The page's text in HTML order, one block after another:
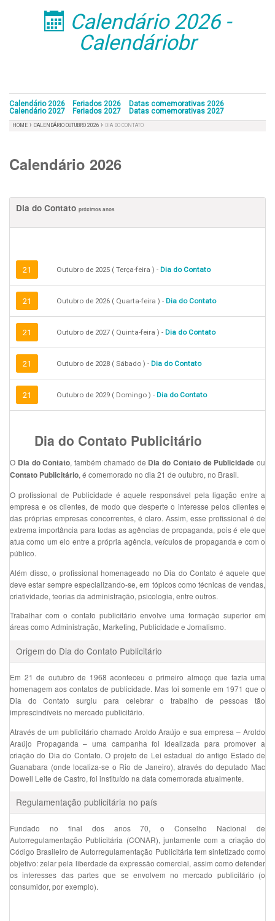
󰁣 Calendário 2026 -
Calendáriobr
Calendário 2026 Feriados 2026
Datas comemorativas 2026
Calendário 2027
Feriados 2027 Datas comemorativas 2027
HOME › CALENDÁRIO OUTUBRO 2026 › DIA DO CONTATO
Calendário 2026
Dia do Contato próximos anos
21 Outubro de 2025 ( Terça-feira ) - Dia do Contato
21 Outubro de 2026 ( Quarta-feira ) - Dia do Contato
21 Outubro de 2027 ( Quinta-feira ) - Dia do Contato
21 Outubro de 2028 ( Sábado ) - Dia do Contato
21 Outubro de 2029 ( Domingo ) - Dia do Contato
Dia do Contato Publicitário
O Dia do Contato, também chamado de Dia do Contato de Publicidade ou
Contato Publicitário,é comemorado no dia 21 de outubro, no Brasil.
O profissional de Publicidade é aquele responsável pela ligação entre a
empresa e os clientes, de modo que desperte o interesse pelos clientes e
das próprias empresas concorrentes, é claro. Assim, esse profissional é de
extrema importância para todas as agências de propaganda, pois é ele que
atua como um elo entre a própria agência, veículos de propaganda e com o
público.
Além disso, o profissional homenageado no Dia do Contato é aquele que
deve estar sempre especializando-se, em tópicos como técnicas de vendas,
criatividade, teorias da administração, psicologia, entre outros.
Trabalhar com o contato publicitário envolve uma formação superior em
áreas como Administração, Marketing, Publicidade e Jornalismo.
Origem do Dia do Contato Publicitário
Em 21 de outubro de 1968 aconteceu o primeiro almoço que fazia uma
homenagem aos contatos de publicidade. Mas foi somente em 1971 que o
Dia do Contato surgiu para celebrar o trabalho de pessoas tão
imprescindíveis no mercado publicitário.
Através de um publicitário chamado Aroldo Araújo e sua empresa – Aroldo
Araújo Propaganda – uma campanha foi idealizada para promover a
criação do Dia do Contato. O projeto de Lei estadual do antigo Estado de
Guanabara (onde localiza-se o Rio de Janeiro), através do deputado Mac
Dowell Leite de Castro, foi instituído na data comemorada atualmente.
Regulamentação publicitária no país
Fundado no final dos anos 70, o Conselho Nacional de
Autorregulamentação Publicitária (CONAR), juntamente com a criação do
Código Brasileiro de Autorregulamentação Publicitária tem sintetizado como
objetivo: zelar pela liberdade da expressão comercial, assim como defender
os interesses das partes que se envolvem no mercado publicitário (o
consumidor, por exemplo).